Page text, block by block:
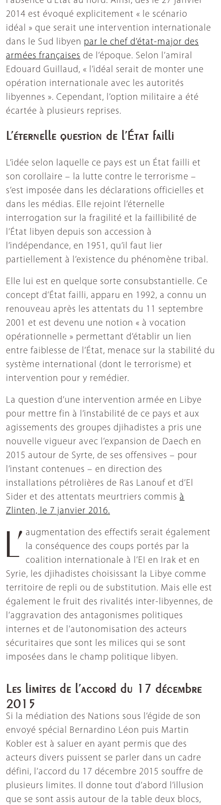
2014 est évoqué explicitement « le scénario
idéal » que serait une intervention internationale
dans le Sud libyen par le chef d’état-major des
armées françaises de l’époque. Selon l’amiral
Edouard Guillaud, « l’idéal serait de monter une
opération internationale avec les autorités
libyennes ». Cependant, l’option militaire a été
écartée à plusieurs reprises.
L’éternelle question de l’État failli
L’idée selon laquelle ce pays est un État failli et
son corollaire – la lutte contre le terrorisme –
s’est imposée dans les déclarations officielles et
dans les médias. Elle rejoint l’éternelle
interrogation sur la fragilité et la faillibilité de
l’État libyen depuis son accession à
l’indépendance, en 1951, qu’il faut lier
partiellement à l’existence du phénomène tribal.
Elle lui est en quelque sorte consubstantielle. Ce
concept d’État failli, apparu en 1992, a connu un
renouveau après les attentats du 11 septembre
2001 et est devenu une notion « à vocation
opérationnelle » permettant d’établir un lien
entre faiblesse de l’État, menace sur la stabilité du
système international (dont le terrorisme) et
intervention pour y remédier.
La question d’une intervention armée en Libye
pour mettre fin à l’instabilité de ce pays et aux
agissements des groupes djihadistes a pris une
nouvelle vigueur avec l’expansion de Daech en
2015 autour de Syrte, de ses offensives – pour
l’instant contenues – en direction des
installations pétrolières de Ras Lanouf et d’El
Sider et des attentats meurtriers commis à
Zlinten, le 7 janvier 2016.
L’augmentation des effectifs serait également la conséquence des coups portés par la
coalition internationale à l’EI en Irak et en
Syrie, les djihadistes choisissant la Libye comme
territoire de repli ou de substitution. Mais elle est
également le fruit des rivalités inter-libyennes, de
l’aggravation des antagonismes politiques
internes et de l’autonomisation des acteurs
sécuritaires que sont les milices qui se sont
imposées dans le champ politique libyen.
Les limites de l’accord du 17 décembre
2015
Si la médiation des Nations sous l’égide de son
envoyé spécial Bernardino Léon puis Martin
Kobler est à saluer en ayant permis que des
acteurs divers puissent se parler dans un cadre
défini, l’accord du 17 décembre 2015 souffre de
plusieurs limites. Il donne tout d’abord l’illusion
que se sont assis autour de la table deux blocs,